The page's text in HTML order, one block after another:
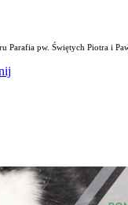
Parafia pw. Świętych Piotra i